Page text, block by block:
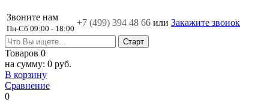
Звоните нам
Пн-Сб 09:00 - 18:00
+7 (499) 394 48 66 или Закажите звонок
Товаров 0
на сумму: 0 руб.
В корзину
Сравнение
0